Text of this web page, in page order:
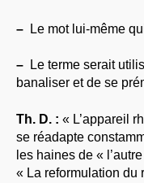
– Le mot lui-même
– Le terme serait
banaliser et de se
Th. D. : « L’appareil
se réadapte
les haines de «
« La reformulation du